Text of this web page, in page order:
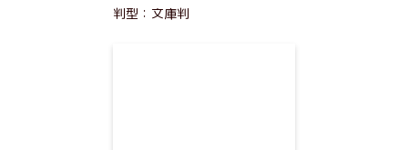
判型：文庫判